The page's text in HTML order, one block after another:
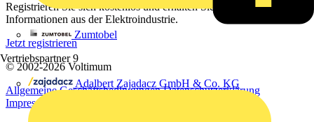
Zumtobel
Vertriebspartner 9
Adalbert Zajadacz GmbH & Co. KG
Registrieren Sie sich kostenlos und erhalten Sie stets aktuelle
Informationen aus der Elektroindustrie.
Jetzt registrieren
© 2002-2026 Voltimum
Allgemeine GeschäftsbedingungenDatenschutzerklärung
Impressum